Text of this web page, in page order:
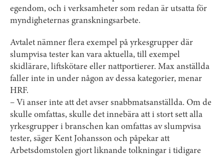
egendom, och i verksamheter som redan är utsatta för
myndigheternas granskningsarbete.
Avtalet nämner flera exempel på yrkesgrupper där
slumpvisa tester kan vara aktuella, till exempel
skidlärare, liftskötare eller nattportierer. Max anställda
faller inte in under någon av dessa kategorier, menar
HRF.
– Vi anser inte att det avser snabbmatsanställda. Om de
skulle omfattas, skulle det innebära att i stort sett alla
yrkes­grupper i branschen kan omfattas av slumpvisa
tester, säger Kent Johansson och påpekar att
Arbetsdomstolen gjort liknande tolkningar i tidigare